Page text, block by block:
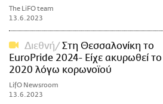
The LiFO team
13.6.2023
Διεθνή
Στη Θεσσαλονίκη το
EuroPride 2024- Είχε ακυρωθεί το
2020 λόγω κορωνοϊού
LifO Newsroom
13.6.2023